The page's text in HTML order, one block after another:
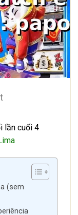
lần cuối 4
(sem